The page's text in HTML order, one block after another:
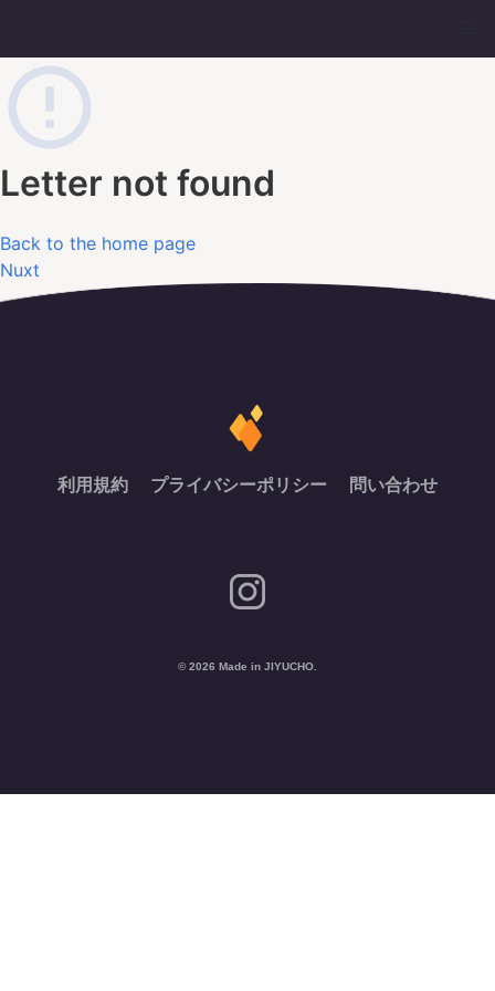
Letter not found
Back to the home page
Nuxt
利用規約 プライバシーポリシー 問い合わせ
© 2026 Made in JIYUCHO.